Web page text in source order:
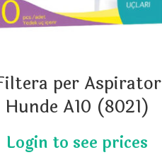
per Aspirator
Hunde A10 (8021)